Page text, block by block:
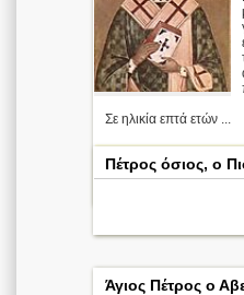
Σε ηλικία επτά ετών ...
Απολυτίκιο
Πέτρος όσιος, ο
Άγιος Πέτρος ο